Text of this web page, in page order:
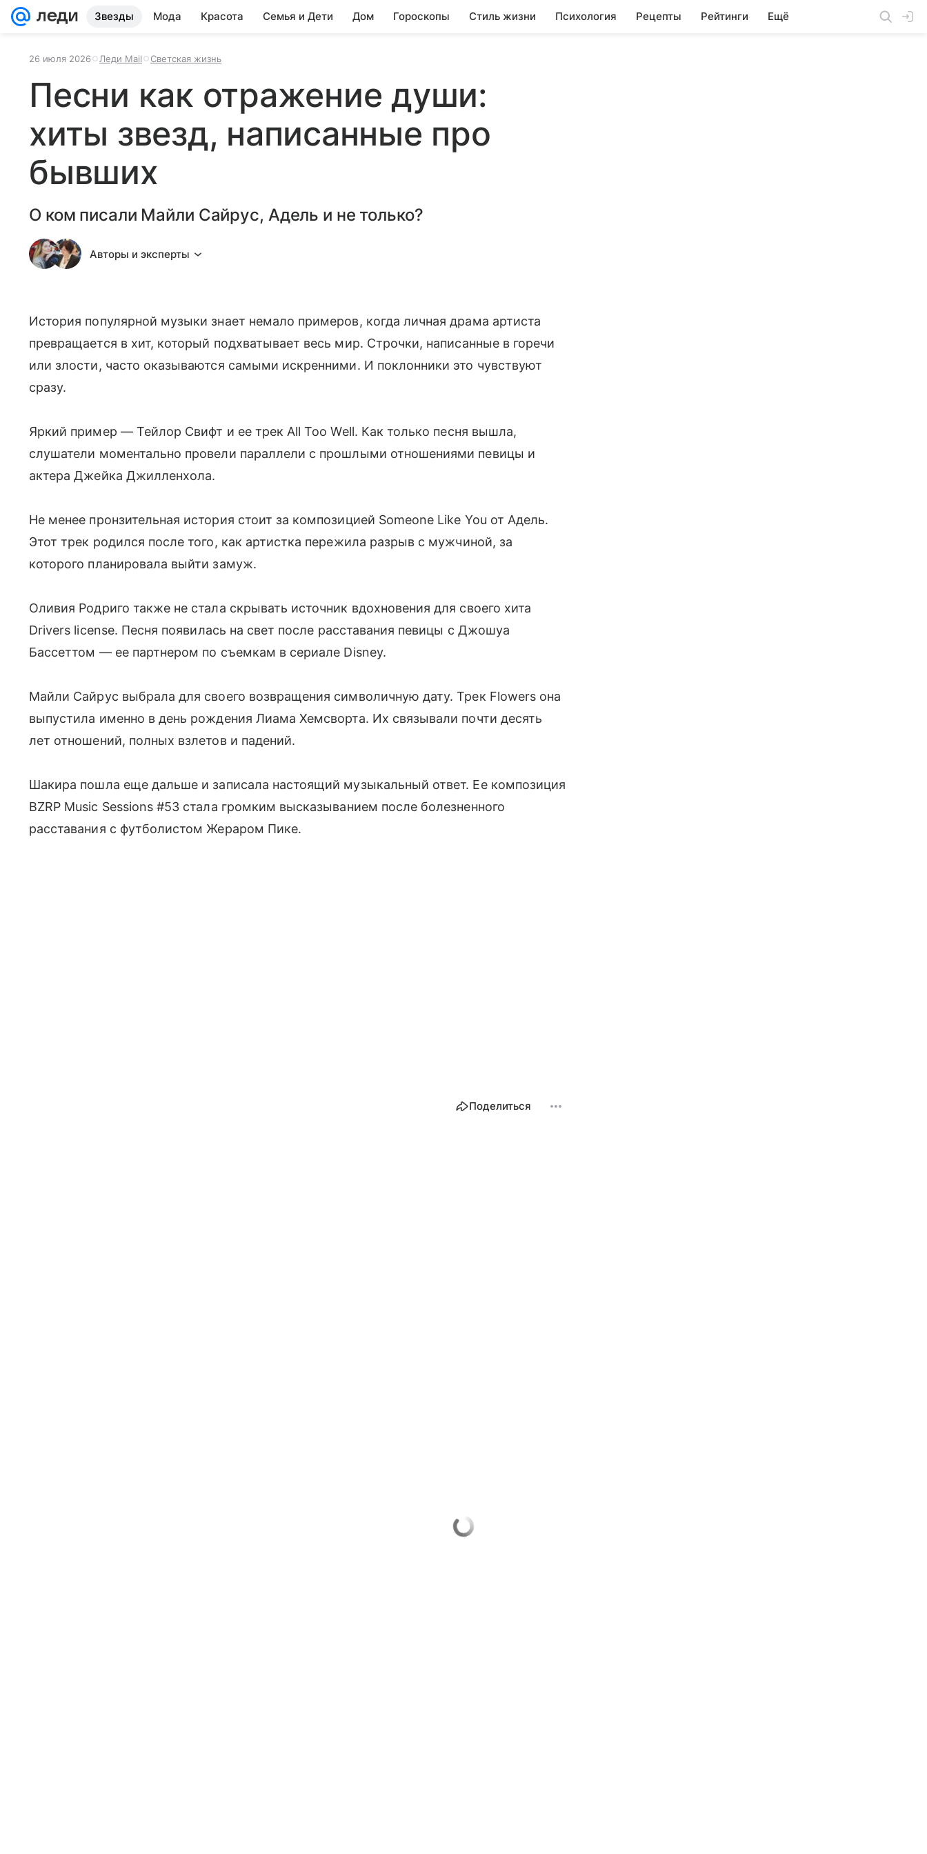
Звезды Мода Красота Семья и Дети Дом Гороскопы Стиль жизни Психология Рецепты Рейтинги Ещё
26 июля 2026 Леди Mail Светская жизнь
Песни как отражение души:
хиты звезд, написанные про
бывших
О ком писали Майли Сайрус, Адель и не только?
Авторы и эксперты
История популярной музыки знает немало примеров, когда личная драма артиста
превращается в хит, который подхватывает весь мир. Строчки, написанные в горечи
или злости, часто оказываются самыми искренними. И поклонники это чувствуют
сразу.
Яркий пример — Тейлор Свифт и ее трек All Too Well. Как только песня вышла,
слушатели моментально провели параллели с прошлыми отношениями певицы и
актера Джейка Джилленхола.
Не менее пронзительная история стоит за композицией Someone Like You от Адель.
Этот трек родился после того, как артистка пережила разрыв с мужчиной, за
которого планировала выйти замуж.
Оливия Родриго также не стала скрывать источник вдохновения для своего хита
Drivers license. Песня появилась на свет после расставания певицы с Джошуа
Бассеттом — ее партнером по съемкам в сериале Disney.
Майли Сайрус выбрала для своего возвращения символичную дату. Трек Flowers она
выпустила именно в день рождения Лиама Хемсворта. Их связывали почти десять
лет отношений, полных взлетов и падений.
Шакира пошла еще дальше и записала настоящий музыкальный ответ. Ее композиция
BZRP Music Sessions #53 стала громким высказыванием после болезненного
расставания с футболистом Жераром Пике.
Поделиться